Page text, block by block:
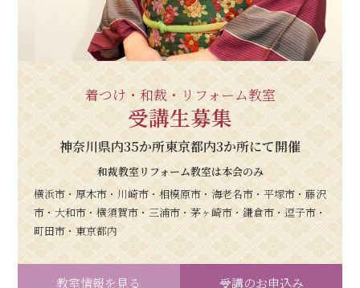
5. 個人情報の開示などの求め
当会は、本人が自己の個人情報の開示、訂正、追加・削
除、消去などの求めに対し、本人であることを確認した
上、すみやかに対応します。
6. 組織・体制
1） 当会は、個人情報保護管理者の下、 個人情報の適正な
管理を行います。
2） 当会は、役員及び従業員に対し、個人情報の保護に関
する教育を継続的に実施し、日常業務における個人情報
の適正な取り扱いを徹底します。
着つけ・和裁・リフォーム教室
受講生募集
神奈川県内35か所東京都内3か所にて開催
和裁教室リフォーム教室は本会のみ
横浜市・厚木市・川崎市・相模原市・海老名市・平塚市・藤沢
市・大和市・横須賀市・三浦市・茅ヶ崎市・鎌倉市・逗子市・
町田市・東京都内
教室情報を見る 受講のお申込み